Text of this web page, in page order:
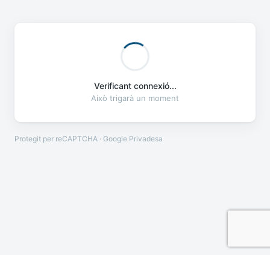
Verificant connexió...
Això trigarà un moment
Protegit per reCAPTCHA · Google Privadesa